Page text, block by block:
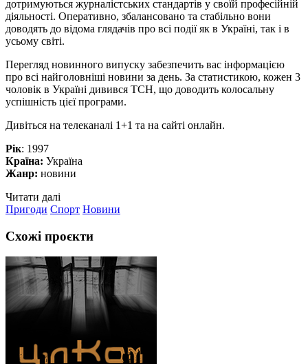
дотримуються журналістських стандартів у своїй професійній
діяльності. Оперативно, збалансовано та стабільно вони
доводять до відома глядачів про всі події як в Україні, так і в
усьому світі.
Перегляд новинного випуску забезпечить вас інформацією
про всі найголовніші новини за день. За статистикою, кожен 3
чоловік в Україні дивився ТСН, що доводить колосальну
успішність цієї програми.
Дивіться на телеканалі 1+1 та на сайті онлайн.
Рік: 1997
Країна: Україна
Жанр: новини
Читати далі
Пригоди Спорт Новини
Схожі проєкти